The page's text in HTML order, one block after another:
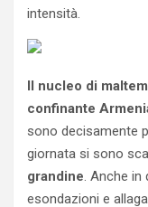
intensità.
Il nucleo di
confinante
sono decisamente
giornata si sono
grandine. Anche in
esondazioni e